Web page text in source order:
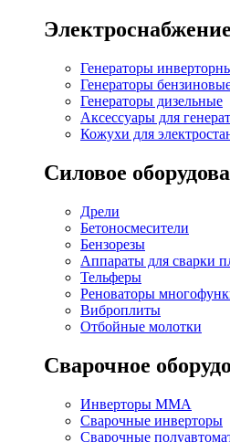
Электроснабжение
Генераторы
Генераторы
Генераторы дизельные
Аксессуары для
Кожухи для
Силовое
Дрели
Бетоносмесители
Бензорезы
Аппараты для сварки
Тельферы
Реноваторы
Виброплиты
Отбойные молотки
Сварочное
Инверторы MMA
Сварочные инверторы
Сварочные